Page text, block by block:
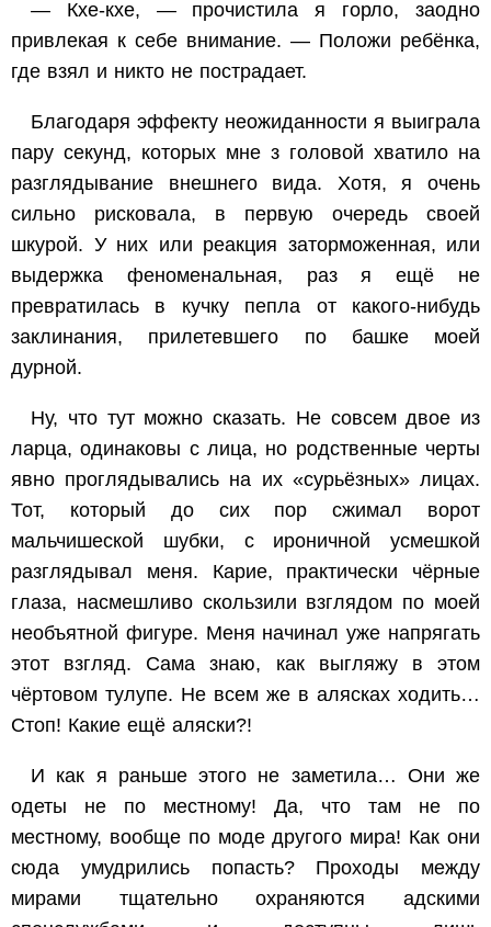
— Кхе-кхе, — прочистила я горло, заодно
привлекая к себе внимание. — Положи ребёнка,
где взял и никто не пострадает.
Благодаря эффекту неожиданности я выиграла
пару секунд, которых мне з головой хватило на
разглядывание внешнего вида. Хотя, я очень
сильно рисковала, в первую очередь своей
шкурой. У них или реакция заторможенная, или
выдержка феноменальная, раз я ещё не
превратилась в кучку пепла от какого-нибудь
заклинания, прилетевшего по башке моей
дурной.
Ну, что тут можно сказать. Не совсем двое из
ларца, одинаковы с лица, но родственные черты
явно проглядывались на их «сурьёзных» лицах.
Тот, который до сих пор сжимал ворот
мальчишеской шубки, с ироничной усмешкой
разглядывал меня. Карие, практически чёрные
глаза, насмешливо скользили взглядом по моей
необъятной фигуре. Меня начинал уже напрягать
этот взгляд. Сама знаю, как выгляжу в этом
чёртовом тулупе. Не всем же в алясках ходить…
Стоп! Какие ещё аляски?!
И как я раньше этого не заметила… Они же
одеты не по местному! Да, что там не по
местному, вообще по моде другого мира! Как они
сюда умудрились попасть? Проходы между
мирами тщательно охраняются адскими